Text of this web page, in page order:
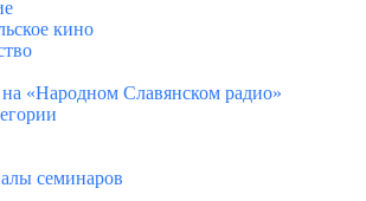
кино
«Народном Славянском радио»
семинаров